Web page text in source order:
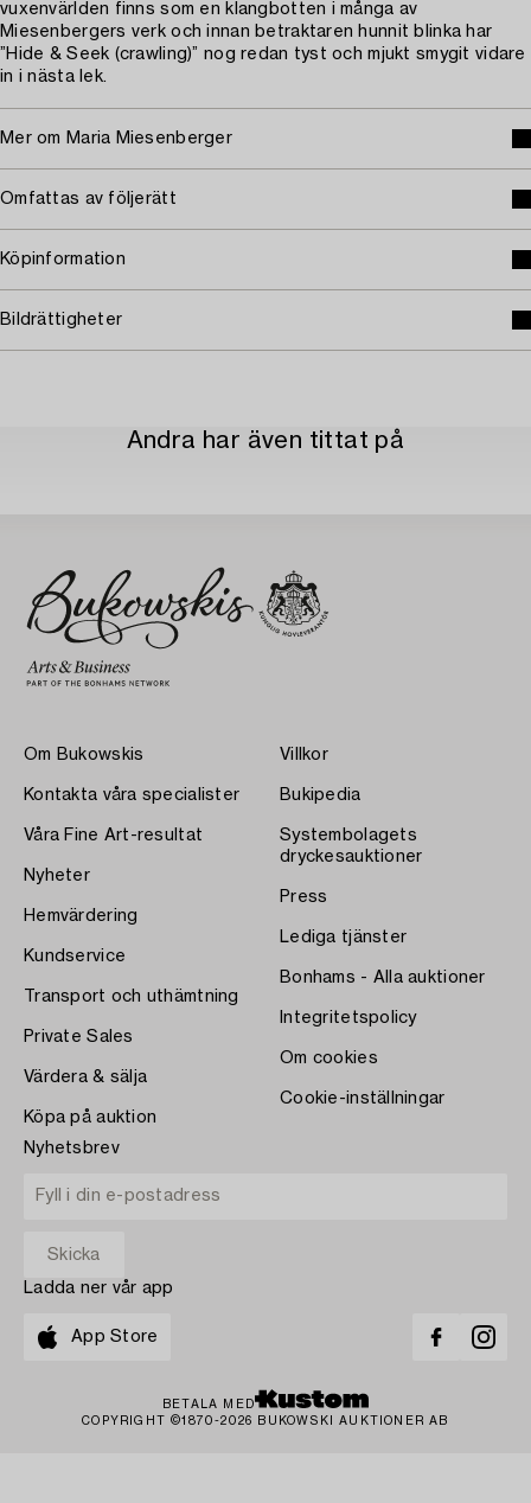
vuxenvärlden finns som en klangbotten i många av
Miesenbergers verk och innan betraktaren hunnit blinka har
”Hide & Seek (crawling)” nog redan tyst och mjukt smygit vidare
in i nästa lek.
Mer om Maria Miesenberger
Omfattas av följerätt
Köpinformation
Bildrättigheter
Andra har även tittat på
Om Bukowskis
Kontakta våra specialister
Våra Fine Art-resultat
Nyheter
Hemvärdering
Kundservice
Transport och uthämtning
Private Sales
Värdera & sälja
Köpa på auktion
Villkor
Bukipedia
Systembolagets
dryckesauktioner
Press
Lediga tjänster
Bonhams - Alla auktioner
Integritetspolicy
Om cookies
Cookie-inställningar
Nyhetsbrev
Ladda ner vår app
App Store
BETALA MED
COPYRIGHT ©1870-2026 BUKOWSKI AUKTIONER AB